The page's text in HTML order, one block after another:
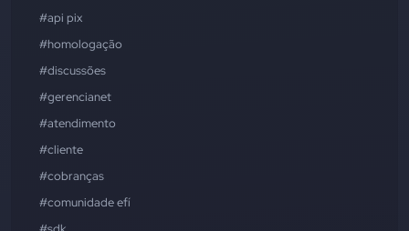
#api pix
#homologação
#discussões
#gerencianet
#atendimento
#cliente
#cobranças
#comunidade efí